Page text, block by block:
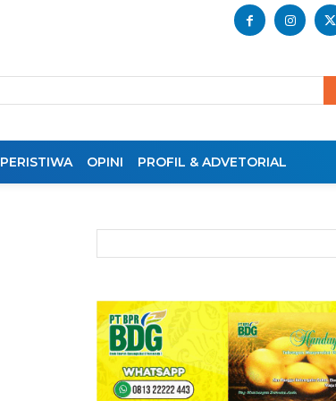
PERISTIWA OPINI PROFIL & ADVETORIAL